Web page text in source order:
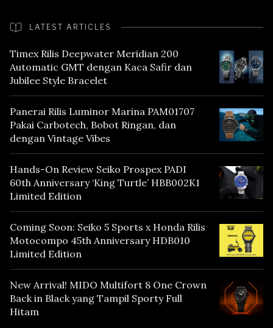
LATEST ARTICLES
Timex Rilis Deepwater Meridian 200
Automatic GMT dengan Kaca Safir dan
Jubilee Style Bracelet
Panerai Rilis Luminor Marina PAM01707
Pakai Carbotech, Bobot Ringan, dan
dengan Vintage Vibes
Hands-On Review Seiko Prospex PADI
60th Anniversary ‘King Turtle’ HBB002K1
Limited Edition
Coming Soon: Seiko 5 Sports x Honda Rilis
Motocompo 45th Anniversary HDB010
Limited Edition
New Arrival! MIDO Multifort 8 One Crown
Back in Black yang Tampil Sporty Full
Hitam